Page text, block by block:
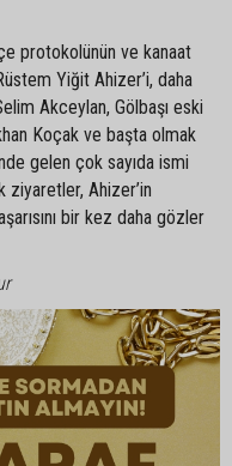
protokolünün ve kanaat
Yiğit Ahizer’i, daha
Akceylan, Gölbaşı eski
Koçak ve başta olmak
gelen çok sayıda ismi
Ahizer’in
bir kez daha gözler